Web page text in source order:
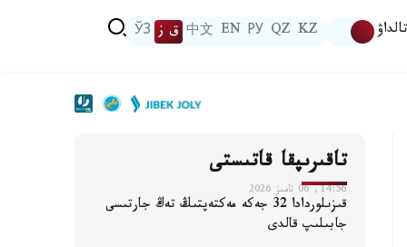
تالداۋ KZ
QZ
РУ
EN
中文 ق ز ЎЗ
تاقىرىپقا قاتىستى
14:56, 06 تامىز 2026
قىزىلوردادا 32 جەكە مەكتەپتىڭ تەڭ جارتىسى
جابىلىپ قالدى